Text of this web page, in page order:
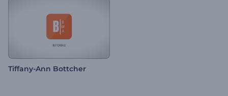
Tiffany-Ann Bottcher